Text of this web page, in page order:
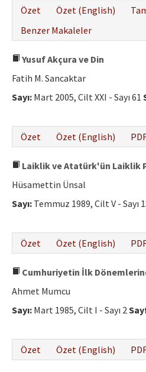
Hakem Rehberi
İletişim
Özet
Özet (English)
Benzer Makaleler
Yusuf Akçura ve Din
Fatih M. Sancaktar
Sayı: Mart 2005, Cilt XXI - Sayı 61
Özet
Özet (English)
Laiklik ve Atatürk'ün Laiklik
Hüsamettin Ünsal
Sayı: Temmuz 1989, Cilt V - Sayı
Özet
Özet (English)
Cumhuriyetin İlk
Ahmet Mumcu
Sayı: Mart 1985, Cilt I - Sayı 2
Özet
Özet (English)